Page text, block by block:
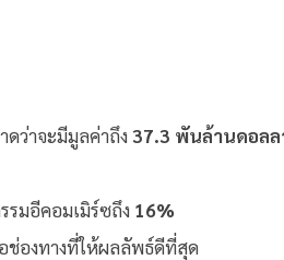
ว่าจะมีมูลค่าถึง 37.3 พันล้านดอลล
รมอีคอมเมิร์ซถึง 16%
ช่องทางที่ให้ผลลัพธ์ดีที่สุด